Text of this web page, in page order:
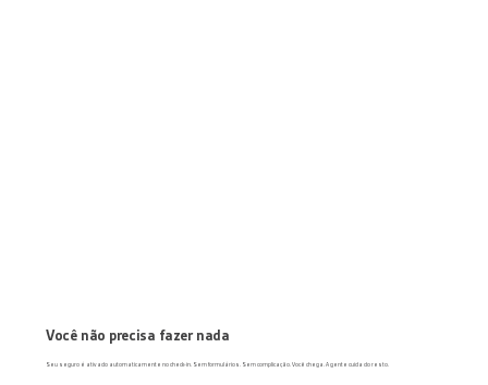
Você não precisa fazer nada
Seu seguro é ativado automaticamente no check-in. Sem formulários. Sem complicação. Você chega. A gente cuida do resto.